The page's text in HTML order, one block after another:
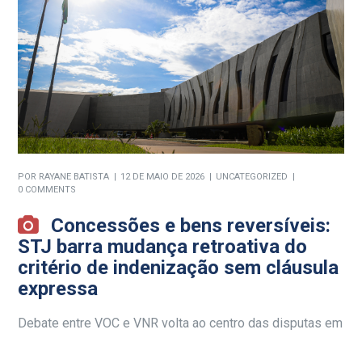
POR RAYANE BATISTA 12 DE MAIO DE 2026
UNCATEGORIZED
0 COMMENTS
Concessões e bens reversíveis:
STJ barra mudança retroativa do
critério de indenização sem cláusula
expressa
Debate entre VOC e VNR volta ao centro das disputas em